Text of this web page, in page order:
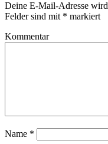
Deine E-Mail-Adresse
Felder sind mit * markiert
Kommentar
Name *